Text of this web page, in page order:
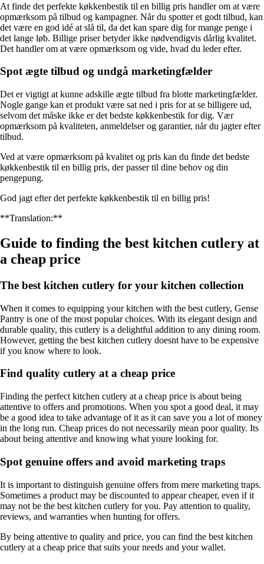
At finde det perfekte køkkenbestik til en billig pris handler om at være
opmærksom på tilbud og kampagner. Når du spotter et godt tilbud, kan
det være en god idé at slå til, da det kan spare dig for mange penge i
det lange løb. Billige priser betyder ikke nødvendigvis dårlig kvalitet.
Det handler om at være opmærksom og vide, hvad du leder efter.
Spot ægte tilbud og undgå marketingfælder
Det er vigtigt at kunne adskille ægte tilbud fra blotte marketingfælder.
Nogle gange kan et produkt være sat ned i pris for at se billigere ud,
selvom det måske ikke er det bedste køkkenbestik for dig. Vær
opmærksom på kvaliteten, anmeldelser og garantier, når du jagter efter
tilbud.
Ved at være opmærksom på kvalitet og pris kan du finde det bedste
køkkenbestik til en billig pris, der passer til dine behov og din
pengepung.
God jagt efter det perfekte køkkenbestik til en billig pris!
**Translation:**
Guide to finding the best kitchen cutlery at
a cheap price
The best kitchen cutlery for your kitchen collection
When it comes to equipping your kitchen with the best cutlery, Gense
Pantry is one of the most popular choices. With its elegant design and
durable quality, this cutlery is a delightful addition to any dining room.
However, getting the best kitchen cutlery doesnt have to be expensive
if you know where to look.
Find quality cutlery at a cheap price
Finding the perfect kitchen cutlery at a cheap price is about being
attentive to offers and promotions. When you spot a good deal, it may
be a good idea to take advantage of it as it can save you a lot of money
in the long run. Cheap prices do not necessarily mean poor quality. Its
about being attentive and knowing what youre looking for.
Spot genuine offers and avoid marketing traps
It is important to distinguish genuine offers from mere marketing traps.
Sometimes a product may be discounted to appear cheaper, even if it
may not be the best kitchen cutlery for you. Pay attention to quality,
reviews, and warranties when hunting for offers.
By being attentive to quality and price, you can find the best kitchen
cutlery at a cheap price that suits your needs and your wallet.